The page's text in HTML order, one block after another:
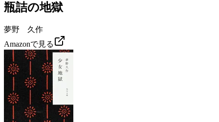
瓶詰の地獄
夢野 久作
Amazonで見る